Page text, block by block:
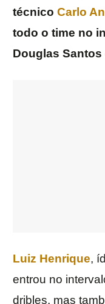
técnico Carlo
todo o time no
Douglas Santos
Luiz Henrique,
entrou no
dribles, mas